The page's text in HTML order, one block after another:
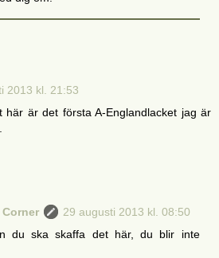
2013 kl. 21:53
här är det första A-Englandlacket jag är
29 augusti 2013 kl. 08:50
du ska skaffa det här, du blir inte